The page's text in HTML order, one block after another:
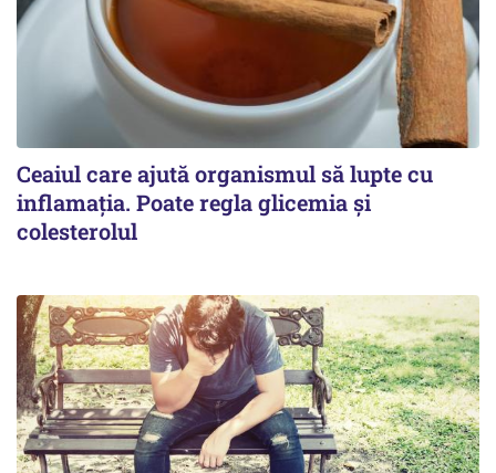
Ceaiul care ajută organismul să lupte cu
inflamația. Poate regla glicemia și
colesterolul